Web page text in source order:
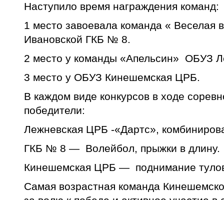
Наступило время награждения команд:
1 место завоевала команда « Веселая
Ивановской ГКБ № 8.
2 место у команды «Апельсин» ОБУЗ
3 место у ОБУЗ Кинешемская ЦРБ.
В каждом виде конкурсов в ходе
победители:
Лежневская ЦРБ -«Дартс»,
ГКБ № 8 — Волейбол, прыжки в длину.
Кинешемская ЦРБ — поднимание
Самая возрастная команда